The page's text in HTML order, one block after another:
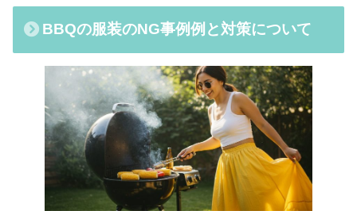
BBQの服装のNG事例例と対策について